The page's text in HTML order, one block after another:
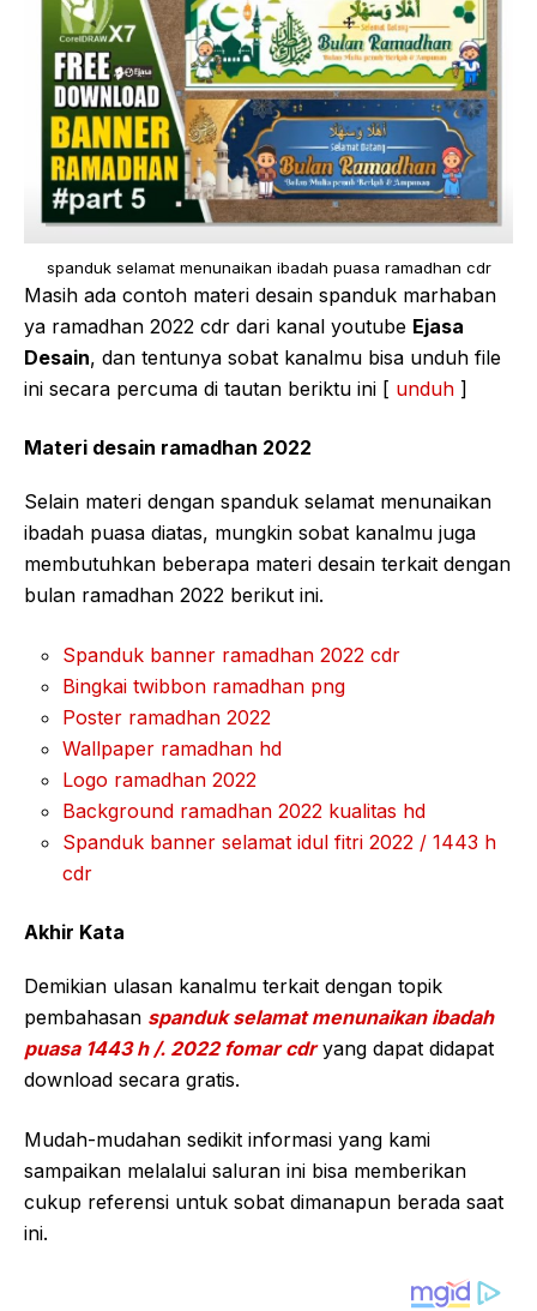
spanduk selamat menunaikan ibadah puasa ramadhan cdr
Masih ada contoh materi desain spanduk marhaban
ya ramadhan 2022 cdr dari kanal youtube Ejasa
Desain, dan tentunya sobat kanalmu bisa unduh file
ini secara percuma di tautan beriktu ini [ unduh ]
Materi desain ramadhan 2022
Selain materi dengan spanduk selamat menunaikan
ibadah puasa diatas, mungkin sobat kanalmu juga
membutuhkan beberapa materi desain terkait dengan
bulan ramadhan 2022 berikut ini.
Spanduk banner ramadhan 2022 cdr
Bingkai twibbon ramadhan png
Poster ramadhan 2022
Wallpaper ramadhan hd
Logo ramadhan 2022
Background ramadhan 2022 kualitas hd
Spanduk banner selamat idul fitri 2022 / 1443 h
cdr
Akhir Kata
Demikian ulasan kanalmu terkait dengan topik
pembahasan spanduk selamat menunaikan ibadah
puasa 1443 h /. 2022 fomar cdr yang dapat didapat
download secara gratis.
Mudah-mudahan sedikit informasi yang kami
sampaikan melalalui saluran ini bisa memberikan
cukup referensi untuk sobat dimanapun berada saat
ini.